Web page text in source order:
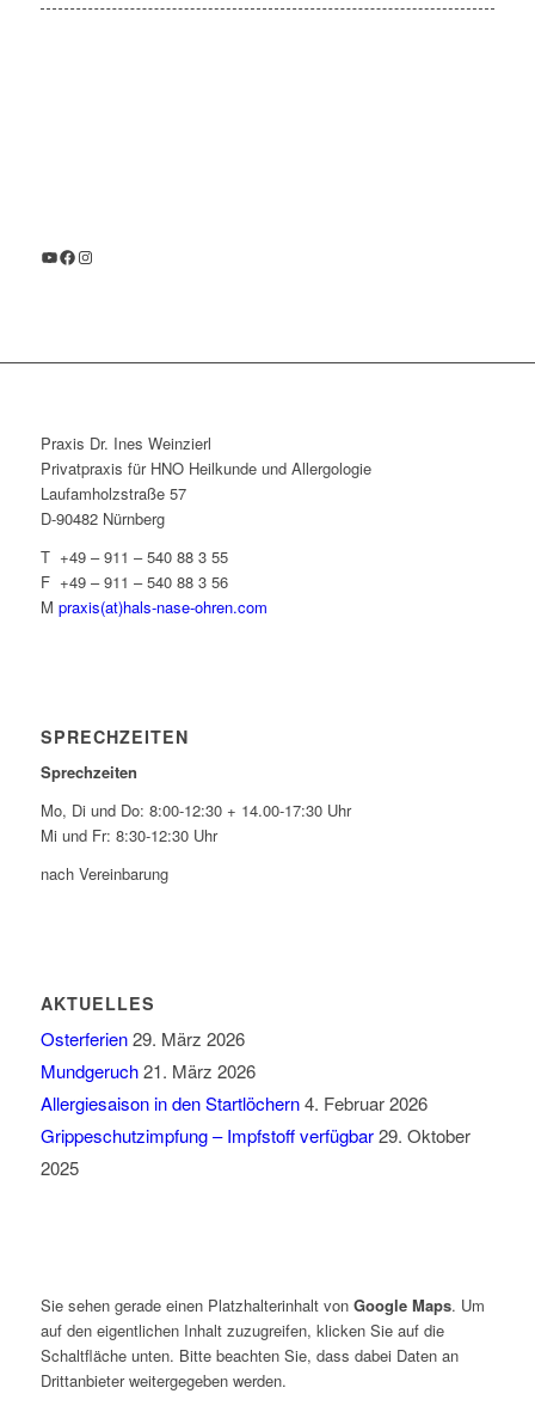
YouTube
Facebook
Instagram
Praxis Dr. Ines Weinzierl
Privatpraxis für HNO Heilkunde und Allergologie
Laufamholzstraße 57
D-90482 Nürnberg
T +49 – 911 – 540 88 3 55
F +49 – 911 – 540 88 3 56
M praxis(at)hals-nase-ohren.com
SPRECHZEITEN
Sprechzeiten
Mo, Di und Do: 8:00-12:30 + 14.00-17:30 Uhr
Mi und Fr: 8:30-12:30 Uhr
nach Vereinbarung
AKTUELLES
Osterferien 29. März 2026
Mundgeruch 21. März 2026
Allergiesaison in den Startlöchern 4. Februar 2026
Grippeschutzimpfung – Impfstoff verfügbar 29. Oktober
2025
Sie sehen gerade einen Platzhalterinhalt von Google Maps. Um
auf den eigentlichen Inhalt zuzugreifen, klicken Sie auf die
Schaltfläche unten. Bitte beachten Sie, dass dabei Daten an
Drittanbieter weitergegeben werden.